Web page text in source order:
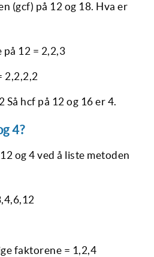
(gcf) på 12 og 18. Hva er
12 = 2,2,3
2,2,2,2
hcf på 12 og 16 er 4.
4?
og 4 ved å liste metoden
faktorene = 1,2,4